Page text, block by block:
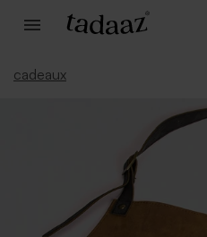
cadeaux